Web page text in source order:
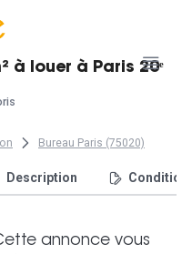
à louer à Paris 20ᵉ
Bureau Paris (75020)
Description
annonce vous